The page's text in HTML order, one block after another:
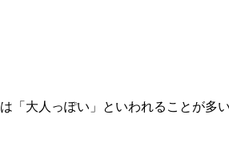
「大人っぽい」といわれることが多い